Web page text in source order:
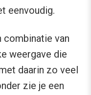
eenvoudig.
combinatie van
weergave die
daarin zo veel
zie je een